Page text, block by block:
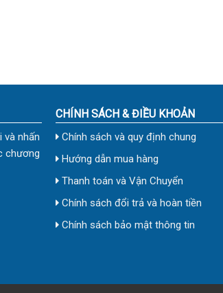
và nhấn
chương
CHÍNH SÁCH & ĐIỀU KHOẢN
Chính sách và quy định chung
Hướng dẫn mua hàng
Thanh toán và Vận Chuyển
Chính sách đổi trả và hoàn tiền
Chính sách bảo mật thông tin